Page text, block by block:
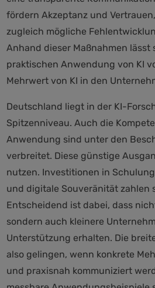
fördern Akzeptanz und
zugleich mögliche
Anhand dieser Maßnahmen lässt
praktischen Anwendung von KI
Mehrwert von KI in den
Deutschland liegt in der KI-
Spitzenniveau. Auch die
Anwendung sind unter den
verbreitet. Diese günstige
nutzen. Investitionen in
und digitale Souveränität zahlen
Entscheidend ist dabei, dass
sondern auch kleinere
Unterstützung erhalten. Die
also gelingen, wenn konkrete
und praxisnah kommuniziert